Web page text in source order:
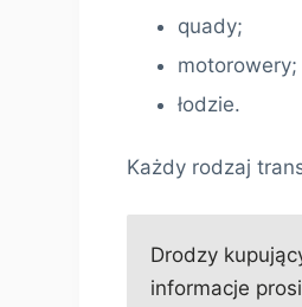
quady;
motorowery;
łodzie.
Każdy rodzaj
Drodzy
informacje